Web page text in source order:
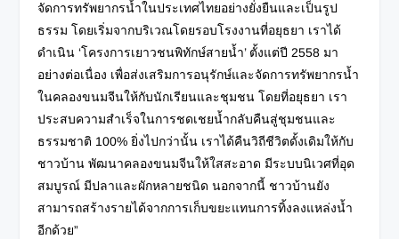
จัดการทรัพยากรน้ำในประเทศไทยอย่างยั่งยืนและเป็นรูป
ธรรม โดยเริ่มจากบริเวณโดยรอบโรงงานที่อยุธยา เราได้
ดำเนิน ‘โครงการเยาวชนพิทักษ์สายน้ำ’ ตั้งแต่ปี 2558 มา
อย่างต่อเนื่อง เพื่อส่งเสริมการอนุรักษ์และจัดการทรัพยากรน้ำ
ในคลองขนมจีนให้กับนักเรียนและชุมชน โดยที่อยุธยา เรา
ประสบความสำเร็จในการชดเชยน้ำกลับคืนสู่ชุมชนและ
ธรรมชาติ 100% ยิ่งไปกว่านั้น เราได้คืนวิถีชีวิตดั้งเดิมให้กับ
ชาวบ้าน พัฒนาคลองขนมจีนให้ใสสะอาด มีระบบนิเวศที่อุด
สมบูรณ์ มีปลาและผักหลายชนิด นอกจากนี้ ชาวบ้านยัง
สามารถสร้างรายได้จากการเก็บขยะแทนการทิ้งลงแหล่งน้ำ
อีกด้วย”